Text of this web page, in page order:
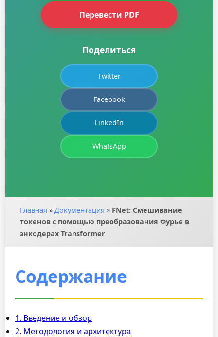
Перевести PDF
Поделиться
Twitter
Facebook
LinkedIn
WhatsApp
Главная » Документация » FNet: Смешивание
токенов с помощью преобразования Фурье в
энкодерах Transformer
Содержание
1. Введение и обзор
2. Методология и архитектура